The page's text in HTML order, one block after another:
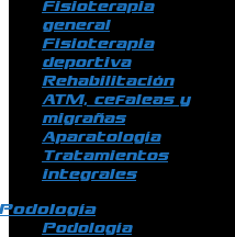
Fisioterapia
general
Fisioterapia
deportiva
Rehabilitación
ATM, cefaleas y
migrañas
Aparatología
Tratamientos
integrales
Podología